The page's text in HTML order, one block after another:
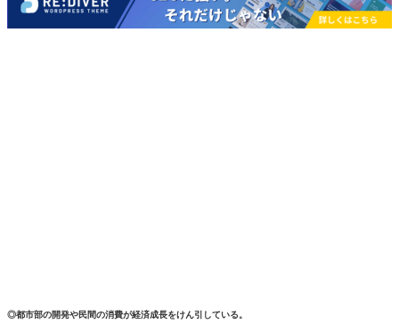
◎都市部の開発や民間の消費が経済成長をけん引している。